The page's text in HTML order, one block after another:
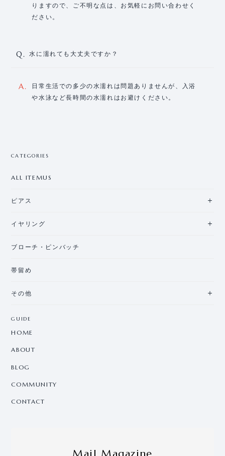
りますので、ご不明な点は、お気軽にお問い合わせく
ださい。
Q. 水に濡れても大丈夫ですか？
A.
日常生活での多少の水濡れは問題ありませんが、入浴
や水泳など長時間の水濡れはお避けください。
CATEGORIES
ALL ITEMUS
ピアス
イヤリング
ブローチ・ピンバッチ
帯留め
その他
GUIDE
HOME
ABOUT
BLOG
COMMUNITY
CONTACT